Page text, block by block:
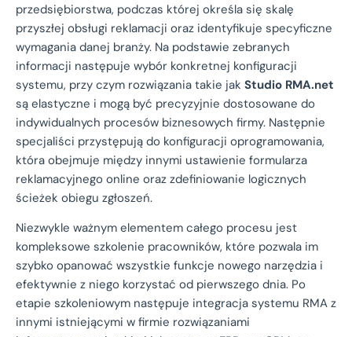
przedsiębiorstwa, podczas której określa się skalę
przyszłej obsługi reklamacji oraz identyfikuje specyficzne
wymagania danej branży. Na podstawie zebranych
informacji następuje wybór konkretnej konfiguracji
systemu, przy czym rozwiązania takie jak Studio RMA.net
są elastyczne i mogą być precyzyjnie dostosowane do
indywidualnych procesów biznesowych firmy. Następnie
specjaliści przystępują do konfiguracji oprogramowania,
która obejmuje między innymi ustawienie formularza
reklamacyjnego online oraz zdefiniowanie logicznych
ścieżek obiegu zgłoszeń.
Niezwykle ważnym elementem całego procesu jest
kompleksowe szkolenie pracowników, które pozwala im
szybko opanować wszystkie funkcje nowego narzędzia i
efektywnie z niego korzystać od pierwszego dnia. Po
etapie szkoleniowym następuje integracja systemu RMA z
innymi istniejącymi w firmie rozwiązaniami